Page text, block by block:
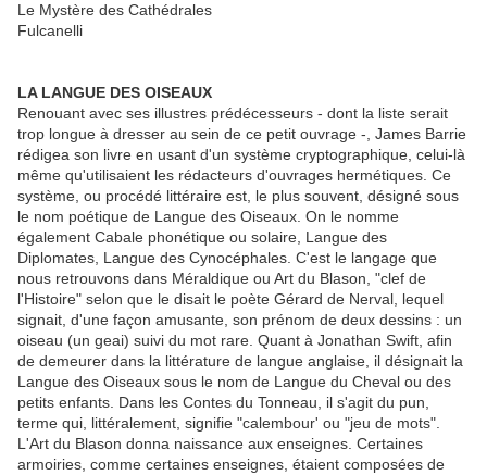
Le Mystère des Cathédrales
Fulcanelli
LA LANGUE DES OISEAUX
Renouant avec ses illustres prédécesseurs - dont la liste serait
trop longue à dresser au sein de ce petit ouvrage -, James Barrie
rédigea son livre en usant d'un système cryptographique, celui-là
même qu'utilisaient les rédacteurs d'ouvrages hermétiques. Ce
système, ou procédé littéraire est, le plus souvent, désigné sous
le nom poétique de Langue des Oiseaux. On le nomme
également Cabale phonétique ou solaire, Langue des
Diplomates, Langue des Cynocéphales. C'est le langage que
nous retrouvons dans Méraldique ou Art du Blason, "clef de
l'Histoire" selon que le disait le poète Gérard de Nerval, lequel
signait, d'une façon amusante, son prénom de deux dessins : un
oiseau (un geai) suivi du mot rare. Quant à Jonathan Swift, afin
de demeurer dans la littérature de langue anglaise, il désignait la
Langue des Oiseaux sous le nom de Langue du Cheval ou des
petits enfants. Dans les Contes du Tonneau, il s'agit du pun,
terme qui, littéralement, signifie "calembour' ou "jeu de mots".
L'Art du Blason donna naissance aux enseignes. Certaines
armoiries, comme certaines enseignes, étaient composées de